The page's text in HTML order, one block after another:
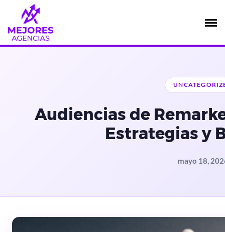
contenido
Audiencias de
Estrategias y
mayo 18,